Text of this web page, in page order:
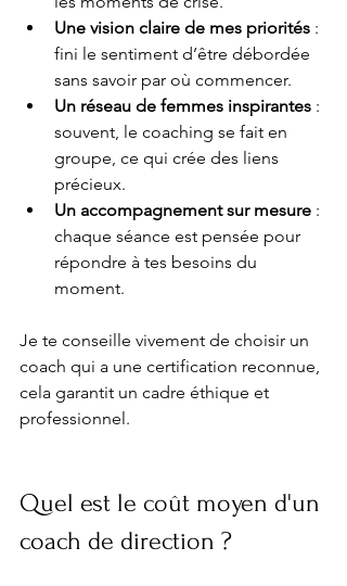
Une vision claire de mes priorités :
fini le sentiment d’être débordée
sans savoir par où commencer.
Un réseau de femmes inspirantes :
souvent, le coaching se fait en
groupe, ce qui crée des liens
précieux.
Un accompagnement sur mesure :
chaque séance est pensée pour
répondre à tes besoins du
moment.
Je te conseille vivement de choisir un
coach qui a une certification reconnue,
cela garantit un cadre éthique et
professionnel.
Quel est le coût moyen d'un
coach de direction ?